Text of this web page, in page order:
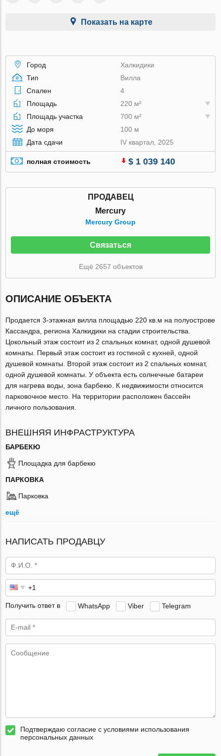
Показать на карте
Город
Халкидики
Тип
Вилла
Спален
4
Площадь
220 м²
Площадь участка
700 м²
До моря
100 м
Дата сдачи
IV квартал, 2025
полная стоимость $ 1 039 140
ПРОДАВЕЦ
Mercury
Mercury Group
Связаться
Ещё 2657 объектов
ОПИСАНИЕ ОБЪЕКТА
Продается 3-этажная вилла площадью 220 кв.м на полуострове
Кассандра, региона Халкидики на стадии строительства.
Цокольный этаж состоит из 2 спальных комнат, одной душевой
комнаты. Первый этаж состоит из гостиной с кухней, одной
душевой комнаты. Второй этаж состоит из 2 спальных комнат,
одной душевой комнаты. У объекта есть солнечные батареи
для нагрева воды, зона барбекю. К недвижимости относится
парковочное место. На территории расположен бассейн
личного пользования.
ВНЕШНЯЯ ИНФРАСТРУКТУРА
БАРБЕКЮ
Площадка для барбекю
ПАРКОВКА
Парковка
ещё
НАПИСАТЬ ПРОДАВЦУ
Получить ответ в WhatsApp Viber Telegram
Подтверждаю согласие с условиями использования
персональных данных